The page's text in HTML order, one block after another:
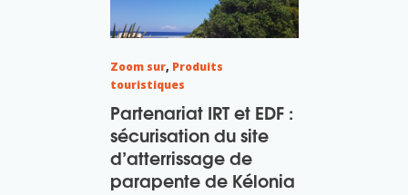
Zoom sur, Produits
touristiques
Partenariat IRT et EDF :
sécurisation du site
d’atterrissage de
parapente de Kélonia